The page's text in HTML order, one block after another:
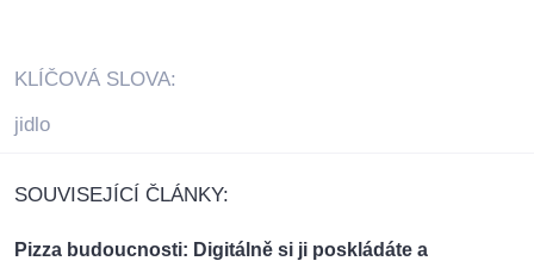
KLÍČOVÁ SLOVA:
jidlo
SOUVISEJÍCÍ ČLÁNKY:
Pizza budoucnosti: Digitálně si ji poskládáte a